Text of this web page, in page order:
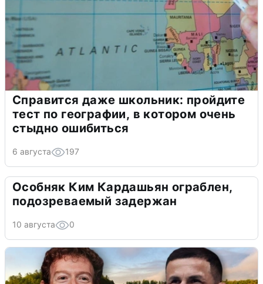
Справится даже школьник: пройдите
тест по географии, в котором очень
стыдно ошибиться
6 августа 197
Особняк Ким Кардашьян ограблен,
подозреваемый задержан
10 августа 0